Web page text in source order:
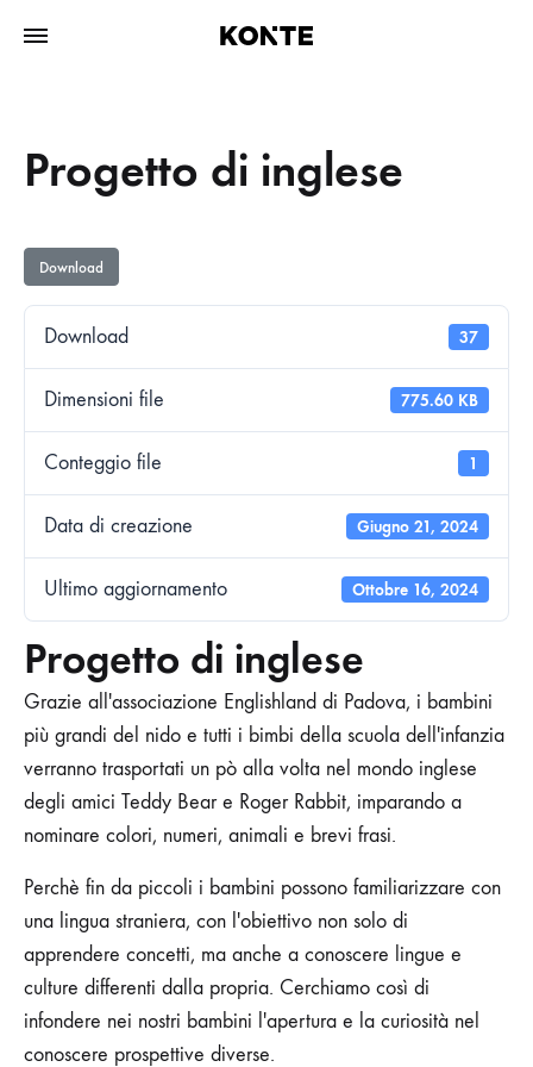
Progetto di inglese
Download
Download 37
Dimensioni file 775.60 KB
Conteggio file 1
Data di creazione Giugno 21, 2024
Ultimo aggiornamento Ottobre 16, 2024
Progetto di inglese
Grazie all'associazione Englishland di Padova, i bambini
più grandi del nido e tutti i bimbi della scuola dell'infanzia
verranno trasportati un pò alla volta nel mondo inglese
degli amici Teddy Bear e Roger Rabbit, imparando a
nominare colori, numeri, animali e brevi frasi.
Perchè fin da piccoli i bambini possono familiarizzare con
una lingua straniera, con l'obiettivo non solo di
apprendere concetti, ma anche a conoscere lingue e
culture differenti dalla propria. Cerchiamo così di
infondere nei nostri bambini l'apertura e la curiosità nel
conoscere prospettive diverse.